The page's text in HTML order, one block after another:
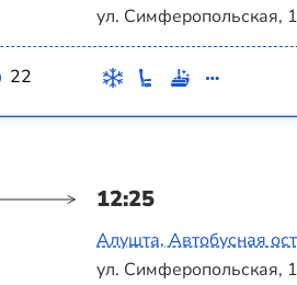
ул. Симферопольская, 1
22
12:25
Алушта, Автобусная
ул. Симферопольская, 1